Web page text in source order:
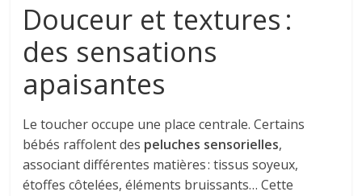
Douceur et textures :
des sensations
apaisantes
Le toucher occupe une place centrale. Certains
bébés raffolent des peluches sensorielles,
associant différentes matières : tissus soyeux,
étoffes côtelées, éléments bruissants… Cette